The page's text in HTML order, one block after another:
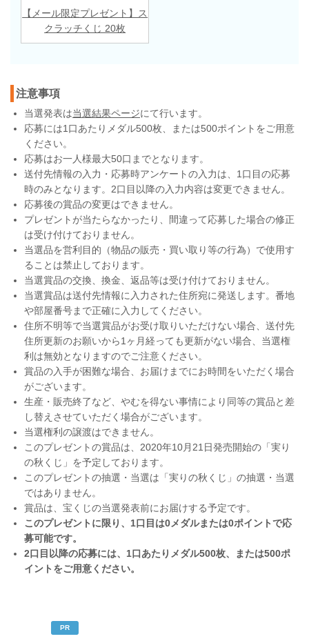
【メール限定プレゼント】ス
クラッチくじ 20枚
注意事項
当選発表は当選結果ページにて行います。
応募には1口あたりメダル500枚、または500ポイントをご用意
ください。
応募はお一人様最大50口までとなります。
送付先情報の入力・応募時アンケートの入力は、1口目の応募
時のみとなります。2口目以降の入力内容は変更できません。
応募後の賞品の変更はできません。
プレゼントが当たらなかったり、間違って応募した場合の修正
は受け付けておりません。
当選品を営利目的（物品の販売・買い取り等の行為）で使用す
ることは禁止しております。
当選賞品の交換、換金、返品等は受け付けておりません。
当選賞品は送付先情報に入力された住所宛に発送します。番地
や部屋番号まで正確に入力してください。
住所不明等で当選賞品がお受け取りいただけない場合、送付先
住所更新のお願いから1ヶ月経っても更新がない場合、当選権
利は無効となりますのでご注意ください。
賞品の入手が困難な場合、お届けまでにお時間をいただく場合
がございます。
生産・販売終了など、やむを得ない事情により同等の賞品と差
し替えさせていただく場合がございます。
当選権利の譲渡はできません。
このプレゼントの賞品は、2020年10月21日発売開始の「実り
の秋くじ」を予定しております。
このプレゼントの抽選・当選は「実りの秋くじ」の抽選・当選
ではありません。
賞品は、宝くじの当選発表前にお届けする予定です。
このプレゼントに限り、1口目は0メダルまたは0ポイントで応
募可能です。
2口目以降の応募には、1口あたりメダル500枚、または500ポ
イントをご用意ください。
PR